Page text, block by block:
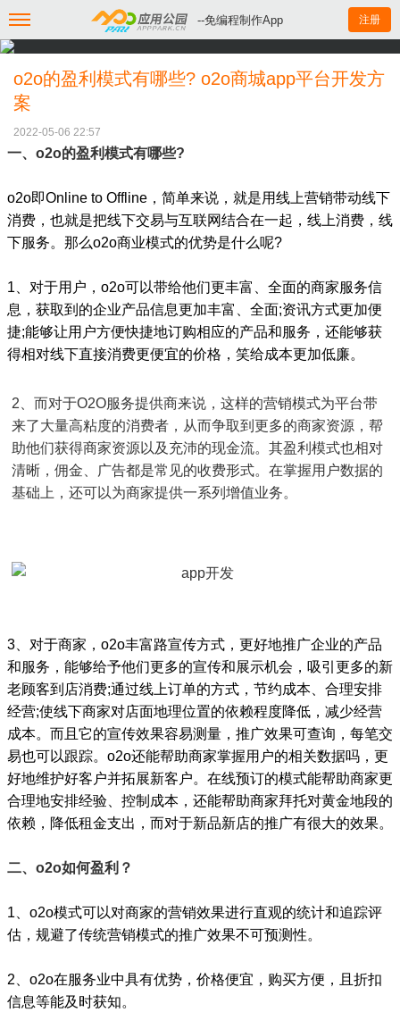
--免编程制作App 注册
o2o的盈利模式有哪些? o2o商城app平台开发方
案
2022-05-06 22:57
一、o2o的盈利模式有哪些?
o2o即Online to Offline，简单来说，就是用线上营销带动线下
消费，也就是把线下交易与互联网结合在一起，线上消费，线
下服务。那么o2o商业模式的优势是什么呢?
1、对于用户，o2o可以带给他们更丰富、全面的商家服务信
息，获取到的企业产品信息更加丰富、全面;资讯方式更加便
捷;能够让用户方便快捷地订购相应的产品和服务，还能够获
得相对线下直接消费更便宜的价格，笑给成本更加低廉。
2、而对于O2O服务提供商来说，这样的营销模式为平台带
来了大量高粘度的消费者，从而争取到更多的商家资源，帮
助他们获得商家资源以及充沛的现金流。其盈利模式也相对
清晰，佣金、广告都是常见的收费形式。在掌握用户数据的
基础上，还可以为商家提供一系列增值业务。
3、对于商家，o2o丰富路宣传方式，更好地推广企业的产品
和服务，能够给予他们更多的宣传和展示机会，吸引更多的新
老顾客到店消费;通过线上订单的方式，节约成本、合理安排
经营;使线下商家对店面地理位置的依赖程度降低，减少经营
成本。而且它的宣传效果容易测量，推广效果可查询，每笔交
易也可以跟踪。o2o还能帮助商家掌握用户的相关数据吗，更
好地维护好客户并拓展新客户。在线预订的模式能帮助商家更
合理地安排经验、控制成本，还能帮助商家拜托对黄金地段的
依赖，降低租金支出，而对于新品新店的推广有很大的效果。
二、o2o如何盈利？
1、o2o模式可以对商家的营销效果进行直观的统计和追踪评
估，规避了传统营销模式的推广效果不可预测性。
2、o2o在服务业中具有优势，价格便宜，购买方便，且折扣
信息等能及时获知。